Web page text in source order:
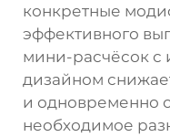
конкретные
эффективного
мини-расчёсок с
дизайном
и одновременно
необходимое